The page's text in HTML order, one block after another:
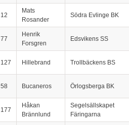
12
Mats
Rosander
Södra Evlinge BK
77
Henrik
Forsgren
Edsvikens SS
127 Hillebrand Trollbäckens BS
58 Bucaneros Örlogsberga BK
177
Håkan
Brännlund
Segelsällskapet
Färingarna